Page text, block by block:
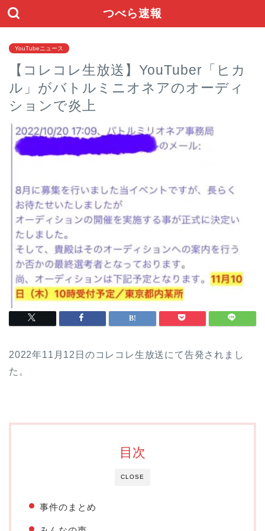
つべら速報
YouTubeニュース
【コレコレ生放送】YouTuber「ヒカ
ル」がバトルミニオネアのオーディ
ションで炎上
2022年11月12日のコレコレ生放送にて告発されまし
た。
CLOSE
目次
事件のまとめ